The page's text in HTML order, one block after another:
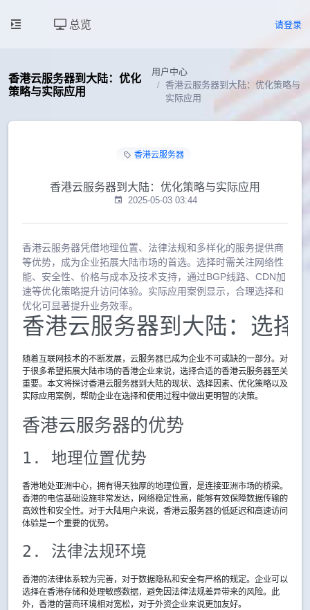
总览 请登录
香港云服务器到大陆：优化
策略与实际应用
用户中心
香港云服务器到大陆：优化策略与
实际应用
香港云服务器
香港云服务器到大陆：优化策略与实际应用
2025-05-03 03:44
香港云服务器凭借地理位置、法律法规和多样化的服务提供商
等优势，成为企业拓展大陆市场的首选。选择时需关注网络性
能、安全性、价格与成本及技术支持，通过BGP线路、CDN加
速等优化策略提升访问体验。实际应用案例显示，合理选择和
优化可显著提升业务效率。
香港云服务器到大陆：选择
随着互联网技术的不断发展，云服务器已成为企业不可或缺的一部分。对
于很多希望拓展大陆市场的香港企业来说，选择合适的香港云服务器至关
重要。本文将探讨香港云服务器到大陆的现状、选择因素、优化策略以及
实际应用案例，帮助企业在选择和使用过程中做出更明智的决策。
香港云服务器的优势
1. 地理位置优势
香港地处亚洲中心，拥有得天独厚的地理位置，是连接亚洲市场的桥梁。
香港的电信基础设施非常发达，网络稳定性高，能够有效保障数据传输的
高效性和安全性。对于大陆用户来说，香港云服务器的低延迟和高速访问
体验是一个重要的优势。
2. 法律法规环境
香港的法律体系较为完善，对于数据隐私和安全有严格的规定。企业可以
选择在香港存储和处理敏感数据，避免因法律法规差异带来的风险。此
外，香港的营商环境相对宽松，对于外资企业来说更加友好。